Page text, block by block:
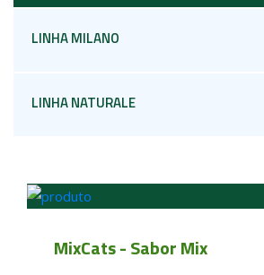
LINHA MILANO
LINHA NATURALE
MixCats - Sabor Mix